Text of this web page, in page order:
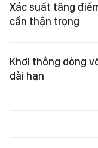
Xác suất tăng
cần thận trọng
Khơi thông dòng
dài hạn